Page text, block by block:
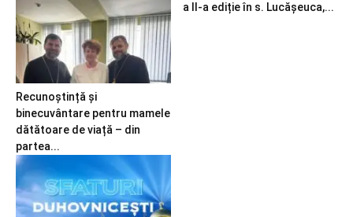
Recunoștință și
binecuvântare pentru mamele
dătătoare de viață – din
partea...
a II-a ediție în s. Lucășeuca,...